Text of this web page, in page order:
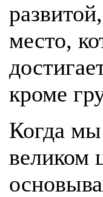
место,
кроме
Когда
великом